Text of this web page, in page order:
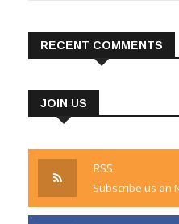
RECENT COMMENTS
JOIN US
RSS
Subscribe us on